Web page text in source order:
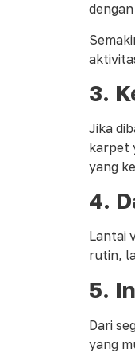
3.
Jika
karpet
yang
4.
Lantai
rutin,
5.
Dari
yang